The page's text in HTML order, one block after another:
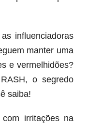
influenciadoras
manter uma
e vermelhidões?
o segredo
saiba!
irritações na